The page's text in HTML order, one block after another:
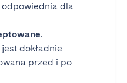
dla
.
dokładnie
przed i po